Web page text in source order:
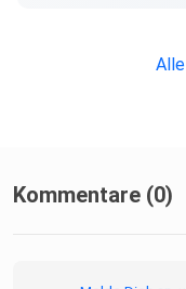
Kommentare (0)